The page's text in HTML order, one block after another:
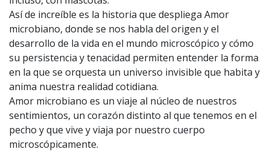
Así de increíble es la historia que despliega Amor
microbiano, donde se nos habla del origen y el
desarrollo de la vida en el mundo microscópico y cómo
su persistencia y tenacidad permiten entender la forma
en la que se orquesta un universo invisible que habita y
anima nuestra realidad cotidiana.
Amor microbiano es un viaje al núcleo de nuestros
sentimientos, un corazón distinto al que tenemos en el
pecho y que vive y viaja por nuestro cuerpo
microscópicamente.